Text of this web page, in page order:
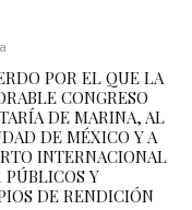
POR EL QUE LA
CONGRESO
DE MARINA, AL
DE MÉXICO Y A
INTERNACIONAL
Y
DE RENDICIÓN